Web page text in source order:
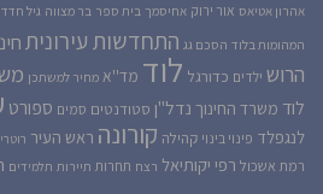
אהרון אטיאס אור ירוק אחיסמך בית ספר בר מצווה גיל חדד
המהומות בלוד הסכם גג התחדשות עירונית
הרוש ילדים כדורגל לוד מד''א מחיר למשתכן
לוד משרד החינוך נדל''ן סטודנטים סמים ספורט
לנגפלד פינוי בינוי קהילה קורונה ראש העיר רוטרי
רמת אשכול רפי יקותיאל רצח תחרות תיירות תלמידים